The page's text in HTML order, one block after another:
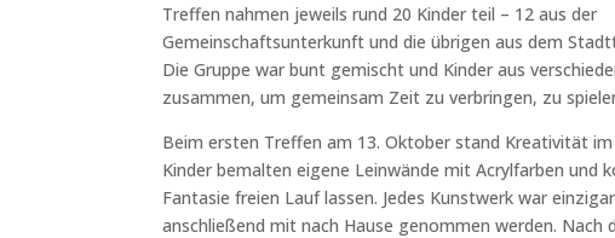
Treffen nahmen jeweils rund 20 Kinder teil – 12 aus der
Gemeinschaftsunterkunft und die übrigen aus dem
Die Gruppe war bunt gemischt und Kinder aus
zusammen, um gemeinsam Zeit zu verbringen, zu
Beimersten Treffen am 13. Oktober stand Kreativität
Kinder bemalten eigene Leinwände mit Acrylfarben und
Fantasie freien Lauf lassen. Jedes Kunstwerk war
anschließend mit nach Hause genommen werden. Nach